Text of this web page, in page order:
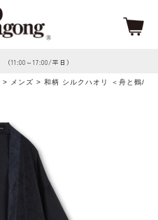
（11:00～17:00/平日）
> メンズ > 和柄 シルクハオリ ＜舟と鶴/